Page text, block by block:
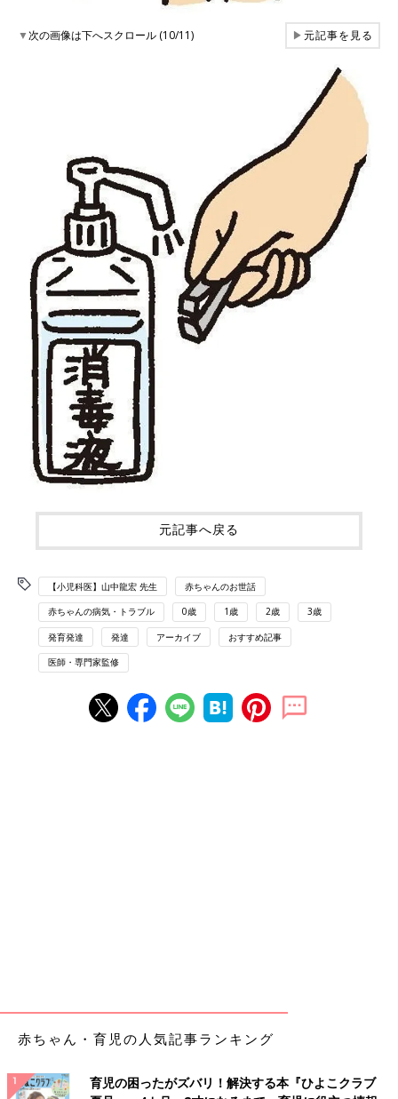
▼次の画像は下へスクロール (10/11) ▶元記事を見る
元記事へ戻る
【小児科医】山中龍宏 先生 赤ちゃんのお世話
赤ちゃんの病気・トラブル 0歳 1歳 2歳 3歳
発育発達 発達 アーカイブ おすすめ記事
医師・専門家監修
赤ちゃん・育児の人気記事ランキング
育児の困ったがズバリ！解決する本『ひよこクラブ